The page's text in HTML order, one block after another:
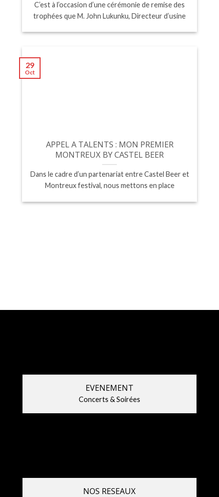
C’est à l’occasion d’une cérémonie de remise des
trophées que M. John Lukunku, Directeur d’usine
APPEL A TALENTS : MON PREMIER
MONTREUX BY CASTEL BEER
Dans le cadre d’un partenariat entre Castel Beer et
Montreux festival, nous mettons en place
29
Oct
EVENEMENT
Concerts & Soirées
NOS RESEAUX